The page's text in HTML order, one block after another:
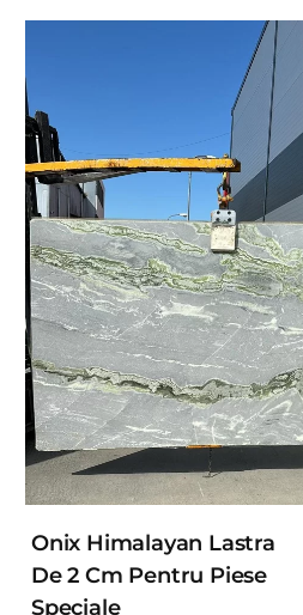
Onix Himalayan Lastra
De 2 Cm Pentru Piese
Speciale